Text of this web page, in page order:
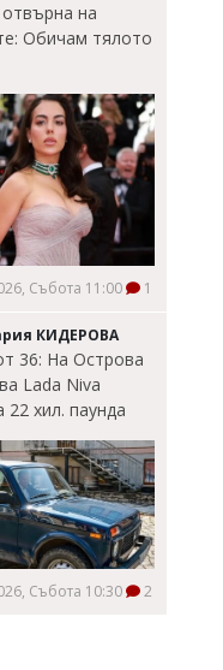
на
Обичам тялото
Събота 11:00 1
КИДЕРОВА
36: На Острова
Lada Niva
22 хил. паунда
Събота 10:30 2